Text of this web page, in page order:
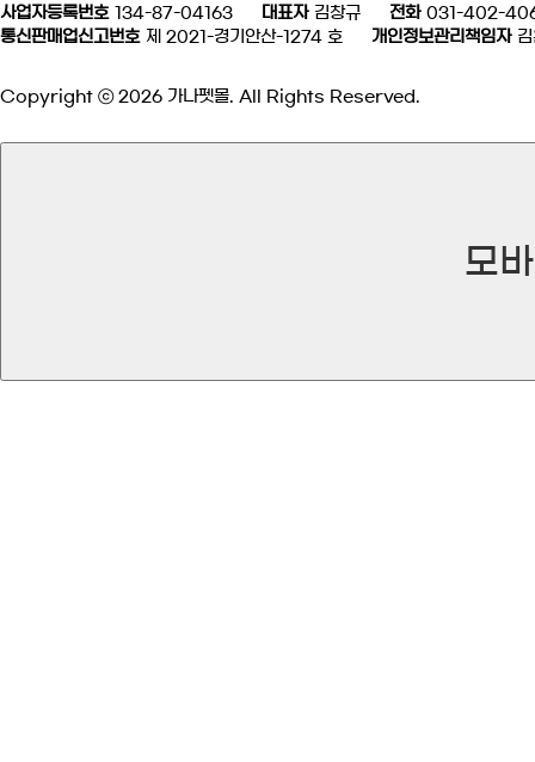
사업자등록번호
134-87-04163 대표자 김창규 전화 031-402-
통신판매업신고번호 제 2021-경기안산-1274 호 개인정보관리책임자
Copyright ⓒ 2026 가나펫몰. All Rights Reserved.
모